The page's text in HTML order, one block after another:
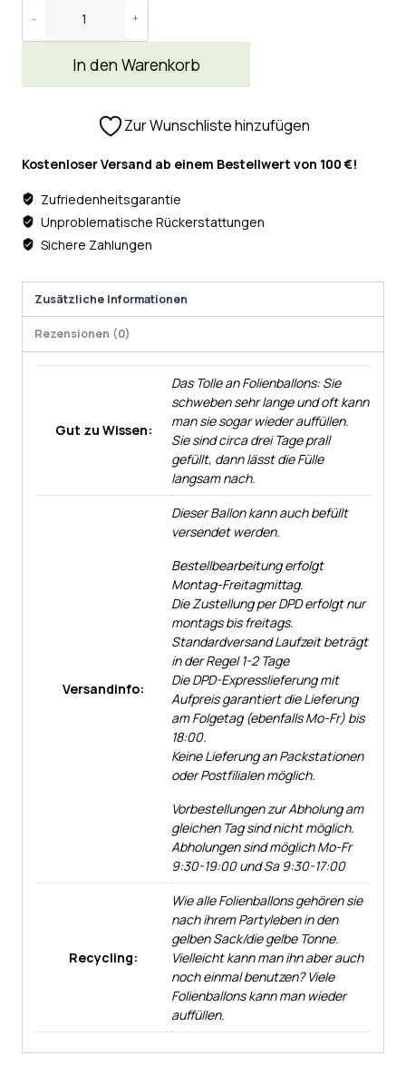
In den Warenkorb
Zur Wunschliste hinzufügen
Kostenloser Versand ab einem Bestellwert von 100 €!
Zufriedenheitsgarantie
Unproblematische Rückerstattungen
Sichere Zahlungen
Zusätzliche Informationen
Rezensionen (0)
Gut zu Wissen:
Das Tolle an Folienballons: Sie
schweben sehr lange und oft kann
man sie sogar wieder auffüllen.
Sie sind circa drei Tage prall
gefüllt, dann lässt die Fülle
langsam nach.
Versandinfo:
Dieser Ballon kann auch befüllt
versendet werden.
Bestellbearbeitung erfolgt
Montag-Freitagmittag.
Die Zustellung per DPD erfolgt nur
montags bis freitags.
Standardversand Laufzeit beträgt
in der Regel 1-2 Tage
Die DPD-Expresslieferung mit
Aufpreis garantiert die Lieferung
am Folgetag (ebenfalls Mo-Fr) bis
18:00.
Keine Lieferung an Packstationen
oder Postfilialen möglich.
Vorbestellungen zur Abholung am
gleichen Tag sind nicht möglich.
Abholungen sind möglich Mo-Fr
9:30-19:00 und Sa 9:30-17:00
Recycling:
Wie alle Folienballons gehören sie
nach ihrem Partyleben in den
gelben Sack/die gelbe Tonne.
Vielleicht kann man ihn aber auch
noch einmal benutzen? Viele
Folienballons kann man wieder
auffüllen.